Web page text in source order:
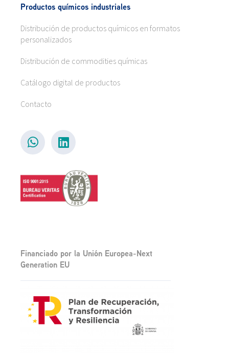
Productos químicos industriales
Distribución de productos químicos en formatos
personalizados
Distribución de commodities químicas
Catálogo digital de productos
Contacto
Financiado por la Unión Europea-Next
Generation EU